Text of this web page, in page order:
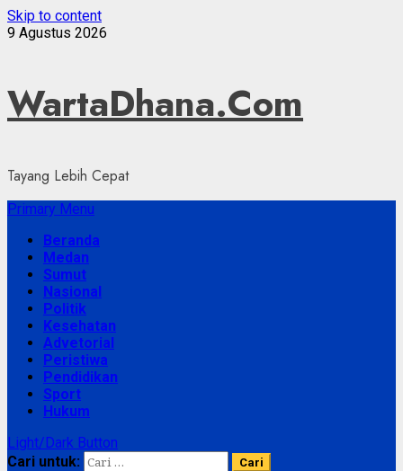
Skip to content
9 Agustus 2026
WartaDhana.Com
Tayang Lebih Cepat
Primary Menu
Beranda
Medan
Sumut
Nasional
Politik
Kesehatan
Advetorial
Peristiwa
Pendidikan
Sport
Hukum
Light/Dark Button
Cari untuk: